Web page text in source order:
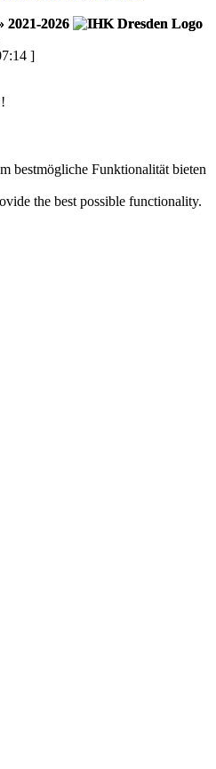
2021-2026
]
bestmögliche Funktionalität bieten
the best possible functionality.